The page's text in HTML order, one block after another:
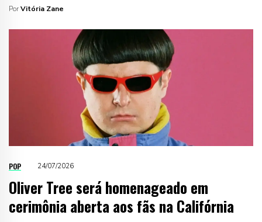
PorVitória Zane
POP 24/07/2026
Oliver Tree será homenageado em
cerimônia aberta aos fãs na Califórnia